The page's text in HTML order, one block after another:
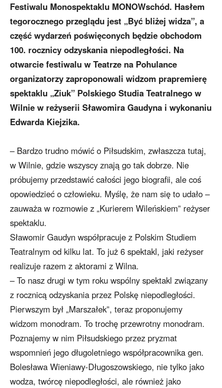
Festiwalu Monospektaklu MONOWschód. Hasłem
tegorocznego przeglądu jest „Być bliżej widza”, a
część wydarzeń poświęconych będzie obchodom
100. rocznicy odzyskania niepodległości. Na
otwarcie festiwalu w Teatrze na Pohulance
organizatorzy zaproponowali widzom prapremierę
spektaklu „Ziuk” Polskiego Studia Teatralnego w
Wilnie w reżyserii Sławomira Gaudyna i wykonaniu
Edwarda Kiejzika.
– Bardzo trudno mówić o Piłsudskim, zwłaszcza tutaj,
w Wilnie, gdzie wszyscy znają go tak dobrze. Nie
próbujemy przedstawić całości jego biografii, ale coś
opowiedzieć o człowieku. Myślę, że nam się to udało –
zauważa w rozmowie z „Kurierem Wileńskiem” reżyser
spektaklu.
Sławomir Gaudyn współpracuje z Polskim Studiem
Teatralnym od kilku lat. To już 6 spektakl, jaki reżyser
realizuje razem z aktorami z Wilna.
– To nasz drugi w tym roku wspólny spektakl związany
z rocznicą odzyskania przez Polskę niepodległości.
Pierwszym był „Marszałek”, teraz proponujemy
widzom monodram. To trochę przewrotny monodram.
Poznajemy w nim Piłsudskiego przez pryzmat
wspomnień jego długoletniego współpracownika gen.
Bolesława Wieniawy-Długoszowskiego, nie tylko jako
wodza, twórcę niepodległości, ale również jako